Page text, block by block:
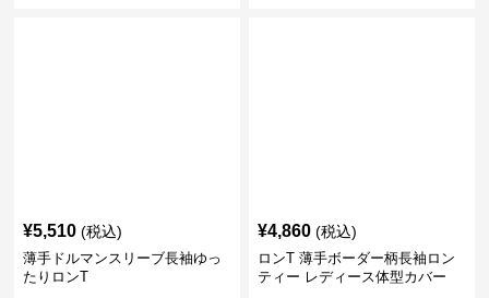
¥5,510 (税込)
薄手ドルマンスリーブ長袖ゆっ
たりロンT
¥4,860 (税込)
ロンT 薄手ボーダー柄長袖ロン
ティー レディース体型カバー